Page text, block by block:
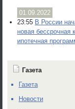
01.09.2022
23:55 В России
новая бессрочная
ипотечная
Газета
Газета
Новости